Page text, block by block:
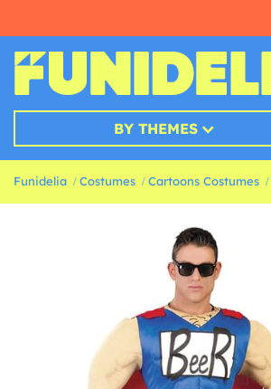
BY THEMES
Funidelia Costumes Cartoons Costumes